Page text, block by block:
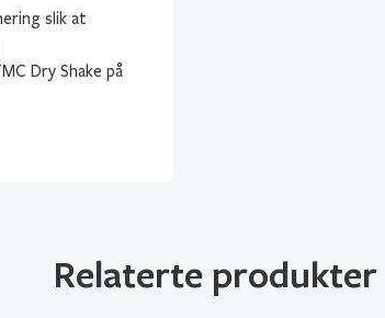
slik at
Dry Shake på
Relaterte produkter